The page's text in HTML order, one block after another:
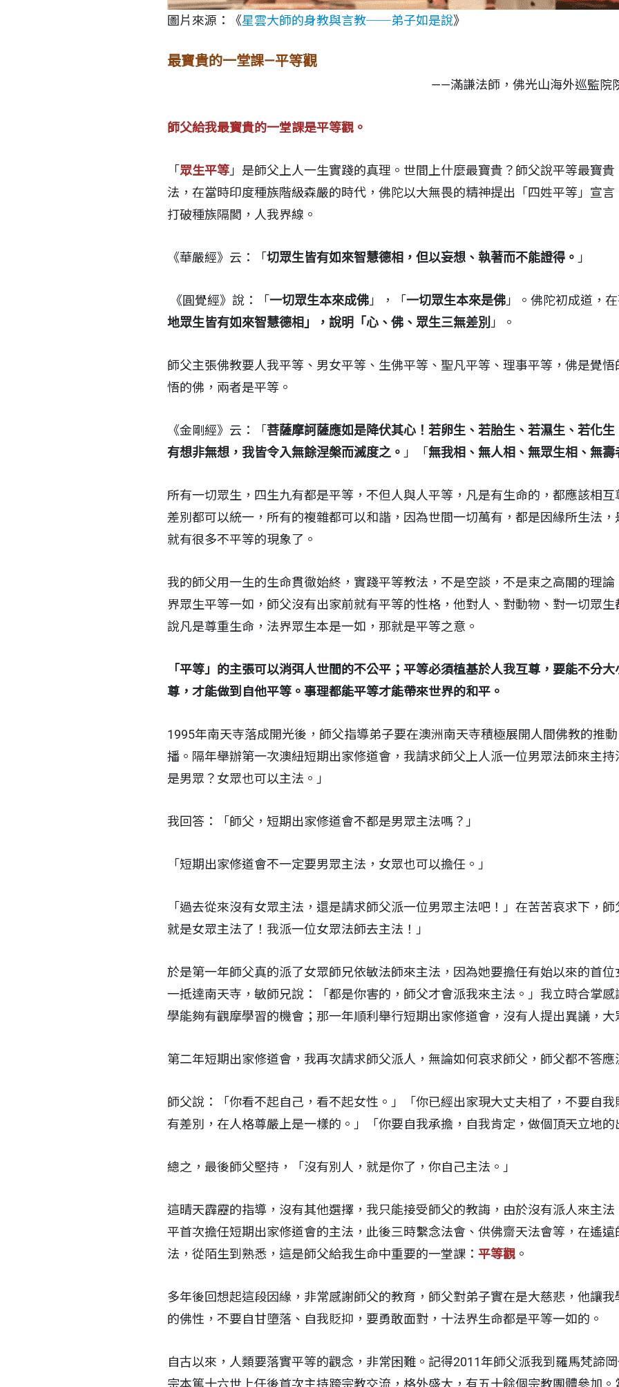
圖片來源：《星雲大師的身教與言教──弟子如是說》
最寶貴的一堂課—平等觀
——滿謙法師，佛光山海外巡監院
師父給我最寶貴的一堂課是平等觀。
「 眾生平等 」是師父上人一生實踐的真理。世間上什麼最寶貴？師父說平等最寶
法，在當時印度種族階級森嚴的時代，佛陀以大無畏的精神提出「四姓平等」宣
打破種族隔閡，人我界線。
《華嚴經》云：「 切眾生皆有如來智慧德相，但以妄想、執著而不能證得。 」
《圓覺經》說：「 一切眾生本來成佛 」，「 一切眾生本來是佛 」。佛陀初成道，
地眾生皆有如來智慧德相」，說明「心、佛、眾生三無差別 」。
師父主張佛教要人我平等、男女平等、生佛平等、聖凡平等、理事平等，佛是覺
悟的佛，兩者是平等。
《金剛經》云：「 菩薩摩訶薩應如是降伏其心！若卵生、若胎生、若濕生、若化
有想非無想，我皆令入無餘涅槃而滅度之。 」「 無我相、無人相、無眾生相、無壽
所有一切眾生，四生九有都是平等，不但人與人平等，凡是有生命的，都應該相
差別都可以統一，所有的複雜都可以和諧，因為世間一切萬有，都是因緣所生法
就有很多不平等的現象了。
我的師父用一生的生命貫徹始終，實踐平等教法，不是空談，不是束之高閣的理
界眾生平等一如，師父沒有出家前就有平等的性格，他對人、對動物、對一切眾
說凡是尊重生命，法界眾生本是一如，那就是平等之意。
「平等」的主張可以消弭人世間的不公平；平等必須植基於人我互尊，要能不分
尊，才能做到自他平等。事理都能平等才能帶來世界的和平。
1995年南天寺落成開光後，師父指導弟子要在澳洲南天寺積極展開人間佛教的推
播。隔年舉辦第一次澳紐短期出家修道會，我請求師父上人派一位男眾法師來主
是男眾？女眾也可以主法。」
我回答：「師父，短期出家修道會不都是男眾主法嗎？」
「短期出家修道會不一定要男眾主法，女眾也可以擔任。」
「過去從來沒有女眾主法，還是請求師父派一位男眾主法吧！」在苦苦哀求下，
就是女眾主法了！我派一位女眾法師去主法！」
於是第一年師父真的派了女眾師兄依敏法師來主法，因為她要擔任有始以來的首
一抵達南天寺，敏師兄說：「都是你害的，師父才會派我來主法。」我立時合掌
學能夠有觀摩學習的機會；那一年順利舉行短期出家修道會，沒有人提出異議，
第二年短期出家修道會，我再次請求師父派人，無論如何哀求師父，師父都不答
師父說：「你看不起自己，看不起女性。」「你已經出家現大丈夫相了，不要自
有差別，在人格尊嚴上是一樣的。」「你要自我承擔，自我肯定，做個頂天立地的
總之，最後師父堅持，「沒有別人，就是你了，你自己主法。」
這晴天霹靂的指導，沒有其他選擇，我只能接受師父的教誨，由於沒有派人來主
平首次擔任短期出家修道會的主法，此後三時繫念法會、供佛齋天法會等，在遙
法，從陌生到熟悉，這是師父給我生命中重要的一堂課： 平等觀 。
多年後回想起這段因緣，非常感謝師父的教育，師父對弟子實在是大慈悲，他讓
的佛性，不要自甘墮落、自我貶抑，要勇敢面對，十法界生命都是平等一如的。
自古以來，人類要落實平等的觀念，非常困難。記得2011年師父派我到羅馬梵諦
宗本篤十六世上任後首次主持跨宗教交流，格外盛大，有五十餘個宗教團體參加